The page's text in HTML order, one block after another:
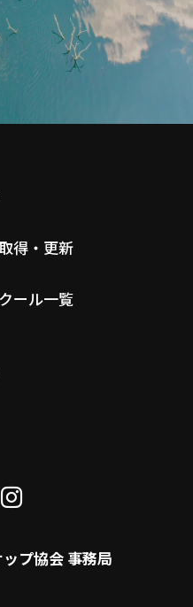
得・更新
ール一覧
プ協会 事務局